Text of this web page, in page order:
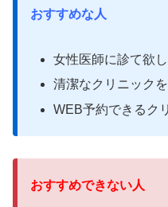
おすすめな人
女性医師に診て欲
清潔なクリニック
WEB予約できるク
おすすめできない人